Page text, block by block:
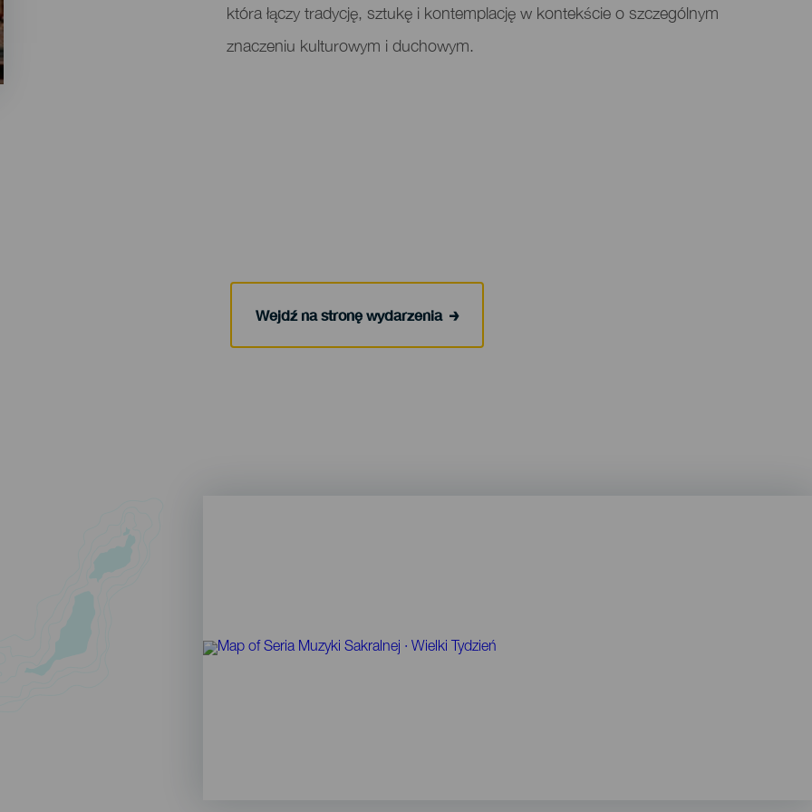
która łączy tradycję, sztukę i kontemplację w kontekście o szczególnym
znaczeniu kulturowym i duchowym.
Wejdź na stronę wydarzenia